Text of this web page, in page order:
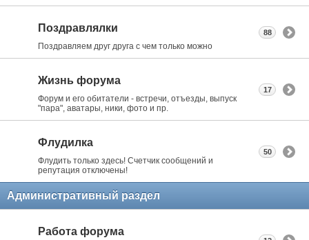
Поздравлялки
Поздравляем друг друга с чем только можно
88
Жизнь форума
Форум и его обитатели - встречи, отъезды, выпуск
"пара", аватары, ники, фото и пр.
17
Флудилка
Флудить только здесь! Счетчик сообщений и
репутация отключены!
50
Административный раздел
Работа форума